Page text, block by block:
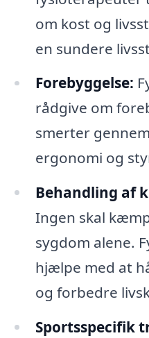
om kost og
en sundere
Forebyggelse:
rådgive om
smerter
ergonomi og
Behandling af
Ingen skal
sygdom alene.
hjælpe med at
og forbedre
Sportsspecifik